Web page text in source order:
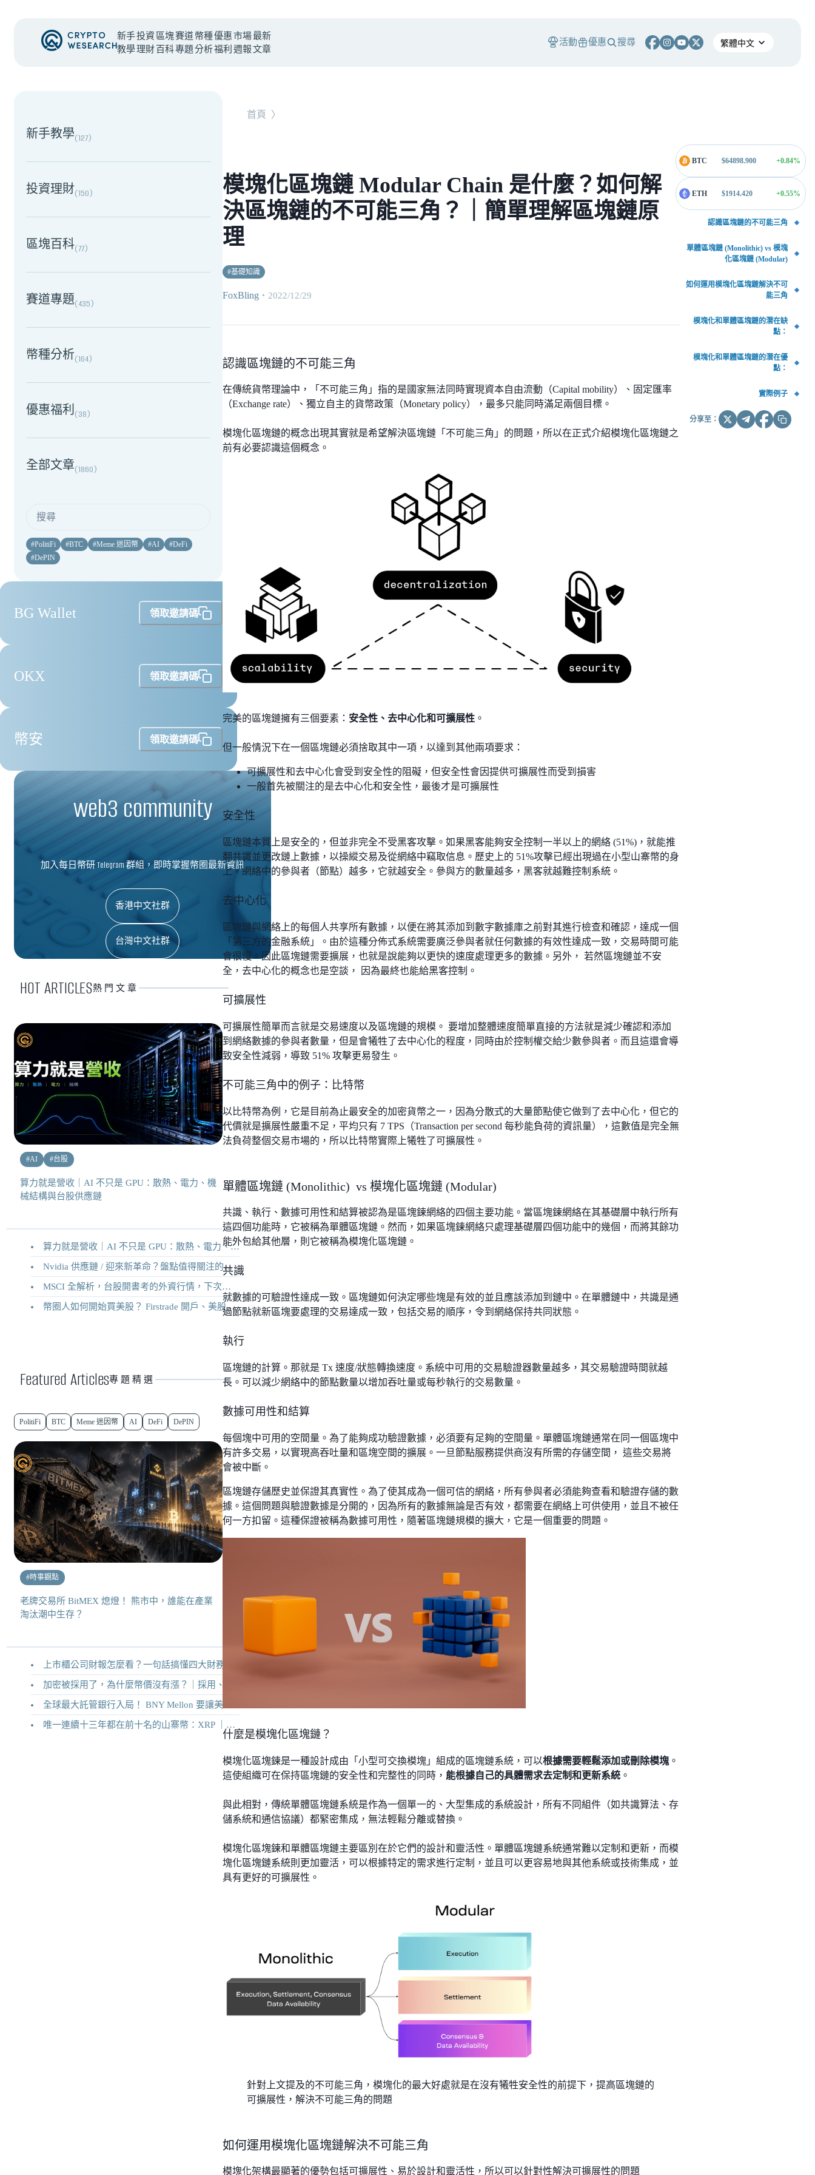
新手
教學
投資
理財
區塊
百科
賽道
專題
幣種
分析
優惠
福利
市場
週報
最新
文章
活動 優惠 搜尋
NEW EVENT
新手教學(127)
投資理財(150)
區塊百科(77)
賽道專題(435)
幣種分析(164)
優惠福利(38)
全部文章(1860)
#PolitiFi #BTC #Meme 迷因幣 #AI #DeFi
#DePIN
BG Wallet 領取邀請碼
OKX 領取邀請碼
幣安 領取邀請碼
web3 community
加入每日幣研 Telegram 群組，即時掌握幣圈最新資訊
香港中文社群
台灣中文社群
HOT ARTICLES熱門文章
#AI #台股
算力就是營收｜AI 不只是 GPU：散熱、電力、機
械結構與台股供應鏈
算力就是營收｜AI 不只是 GPU：散熱、電力、機械結構與台股供應鏈
Nvidia 供應鏈 / 迎來新革命？盤點值得關注的二十家供應鏈企業
MSCI 全解析，台股開書考的外資行情，下次調整你準備好了嗎？
幣圈人如何開始買美股？ Firstrade 開戶、美股交易機制完整教學
Featured Articles專題精選
PolitiFi BTC Meme 迷因幣 AI DeFi DePIN
#時事觀點
老牌交易所 BitMEX 熄燈！ 熊市中，誰能在產業
淘汰潮中生存？
上市櫃公司財報怎麼看？一句話搞懂四大財務報表
加密被採用了，為什麼幣價沒有漲？｜採用、收入與代幣價值捕獲
全球最大託管銀行入局！ BNY Mellon 要讓美債交易 24/7 不打烊
唯一連續十三年都在前十名的山寨幣：XRP ｜Ripple 2026 介紹
首頁 〉
模塊化區塊鏈 Modular Chain 是什麼？如何解
決區塊鏈的不可能三角？｜簡單理解區塊鏈原
理
#基礎知識
FoxBling ・ 2022/12/29
認識區塊鏈的不可能三角
在傳統貨幣理論中，「不可能三角」指的是國家無法同時實現資本自由流動（Capital mobility）、固定匯率
（Exchange rate）、獨立自主的貨幣政策（Monetary policy），最多只能同時滿足兩個目標。
模塊化區塊鏈的概念出現其實就是希望解決區塊鏈「不可能三角」的問題，所以在正式介紹模塊化區塊鏈之
前有必要認識這個概念。
完美的區塊鏈擁有三個要素： 安全性、去中心化和可擴展性 。
但一般情況下在一個區塊鏈必須捨取其中一項，以達到其他兩項要求：
可擴展性和去中心化會受到安全性的阻礙，但安全性會因提供可擴展性而受到損害
一般首先被關注的是去中心化和安全性，最後才是可擴展性
安全性
區塊鏈本質上是安全的，但並非完全不受黑客攻擊。如果黑客能夠安全控制一半以上的網絡 (51%)，就能推
翻共識並更改鏈上數據，以操縱交易及從網絡中竊取信息。歷史上的 51%攻擊已經出現過在小型山寨幣的身
上。網絡中的參與者（節點）越多，它就越安全。參與方的數量越多，黑客就越難控制系統。
去中心化
區塊鏈與網絡上的每個人共享所有數據，以便在將其添加到數字數據庫之前對其進行檢查和確認，達成一個
「第三方的金融系統」。由於這種分佈式系統需要廣泛參與者就任何數據的有效性達成一致，交易時間可能
會很慢。因此區塊鏈需要擴展，也就是說能夠以更快的速度處理更多的數據。另外， 若然區塊鏈並不安
全，去中心化的概念也是空談， 因為最終也能給黑客控制。
可擴展性
可擴展性簡單而言就是交易速度以及區塊鏈的規模。 要增加整體速度簡單直接的方法就是減少確認和添加
到網絡數據的參與者數量，但是會犧牲了去中心化的程度，同時由於控制權交給少數參與者。而且這還會導
致安全性減弱，導致 51% 攻擊更易發生。
不可能三角中的例子：比特幣
以比特幣為例，它是目前為止最安全的加密貨幣之一，因為分散式的大量節點使它做到了去中心化，但它的
代價就是擴展性嚴重不足，平均只有 7 TPS（Transaction per second 每秒能負荷的資訊量），這數值是完全無
法負荷整個交易市場的，所以比特幣實際上犧牲了可擴展性。
單體區塊鏈 (Monolithic) vs 模塊化區塊鏈 (Modular)
共識、執行、數據可用性和結算被認為是區塊鍊網絡的四個主要功能。當區塊鍊網絡在其基礎層中執行所有
這四個功能時，它被稱為單體區塊鏈。然而，如果區塊鍊網絡只處理基礎層四個功能中的幾個，而將其餘功
能外包給其他層，則它被稱為模塊化區塊鏈。
共識
就數據的可驗證性達成一致。區塊鏈如何決定哪些塊是有效的並且應該添加到鏈中。在單體鏈中，共識是通
過節點就新區塊要處理的交易達成一致，包括交易的順序，令到網絡保持共同狀態。
執行
區塊鏈的計算。那就是 Tx 速度/狀態轉換速度。系統中可用的交易驗證器數量越多，其交易驗證時間就越
長。可以減少網絡中的節點數量以增加吞吐量或每秒執行的交易數量。
數據可用性和結算
每個塊中可用的空間量。為了能夠成功驗證數據，必須要有足夠的空間量。單體區塊鏈通常在同一個區塊中
有許多交易，以實現高吞吐量和區塊空間的擴展。一旦節點服務提供商沒有所需的存儲空間， 這些交易將
會被中斷。
區塊鏈存儲歷史並保證其真實性。為了使其成為一個可信的網絡，所有參與者必須能夠查看和驗證存儲的數
據。這個問題與驗證數據是分開的，因為所有的數據無論是否有效，都需要在網絡上可供使用，並且不被任
何一方扣留。這種保證被稱為數據可用性，隨著區塊鏈規模的擴大，它是一個重要的問題。
什麼是模塊化區塊鏈？
模塊化區塊鍊是一種設計成由「小型可交換模塊」組成的區塊鏈系統，可以根據需要輕鬆添加或刪除模塊。
這使組織可在保持區塊鏈的安全性和完整性的同時， 能根據自己的具體需求去定制和更新系統 。
與此相對，傳統單體區塊鏈系統是作為一個單一的、大型集成的系統設計，所有不同組件（如共識算法、存
儲系統和通信協議）都緊密集成，無法輕鬆分離或替換。
模塊化區塊鍊和單體區塊鏈主要區別在於它們的設計和靈活性。單體區塊鏈系統通常難以定制和更新，而模
塊化區塊鏈系統則更加靈活，可以根據特定的需求進行定制，並且可以更容易地與其他系統或技術集成，並
具有更好的可擴展性。
針對上文提及的不可能三角，模塊化的最大好處就是在沒有犧牲安全性的前提下，提高區塊鏈的
可擴展性，解決不可能三角的問題
如何運用模塊化區塊鏈解決不可能三角
模塊化架構最顯著的優勢包括可擴展性、易於設計和靈活性，所以可以針對性解決可擴展性的問題
BTC $64898.900 +0.84%
ETH $1914.420 +0.55%
認識區塊鏈的不可能三角
單體區塊鏈 (Monolithic) vs 模塊
化區塊鏈 (Modular)
如何運用模塊化區塊鏈解決不可
能三角
模塊化和單體區塊鏈的潛在缺
點：
模塊化和單體區塊鏈的潛在優
點：
實際例子
分享至：